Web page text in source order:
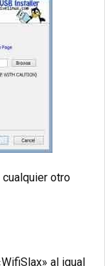
otro
al igual